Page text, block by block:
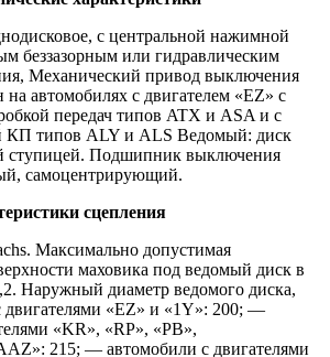
с центральной нажимной
беззазорным или гидравлическим
Механический привод выключения
автомобилях с двигателем «EZ» с
передач типов ATX и ASA и с
КП типов ALY и ALS Ведомый: диск
ступицей. Подшипник выключения
самоцентрирующий.
сцепления
Максимально допустимая
маховика под ведомый диск в
Наружный диаметр ведомого диска,
«EZ» и «1Y»: 200; —
«KR», «RP», «PB»,
215; — автомобили с двигателями